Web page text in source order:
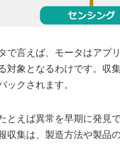
で言えば、モータはアプ
対象となるわけです。収
ックされます。
とえば異常を早期に発見
収集は、製造方法や製品